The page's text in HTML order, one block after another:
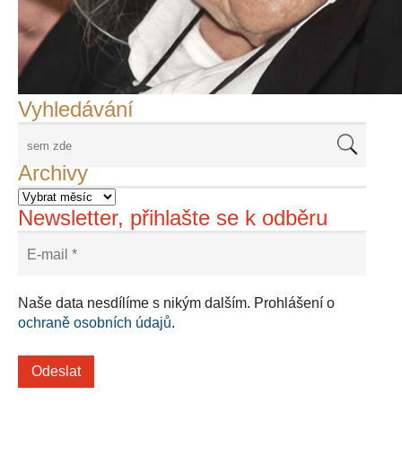
František Skála - film Veřejný prostor
Adriena Šimotová
Richard Štipl v Benátkách
Langweiluv model v Praze
Japanolog Petr Geisler, foto: Petr Šálek
©Frank Kortan,Yellow Shark, portrét Franka Zappy
Nové Svatovítské varhany
Vyhledávání
Archivy
Newsletter, přihlašte se k odběru
Naše data nesdílíme s nikým dalším. Prohlášení o
ochraně osobních údajů.